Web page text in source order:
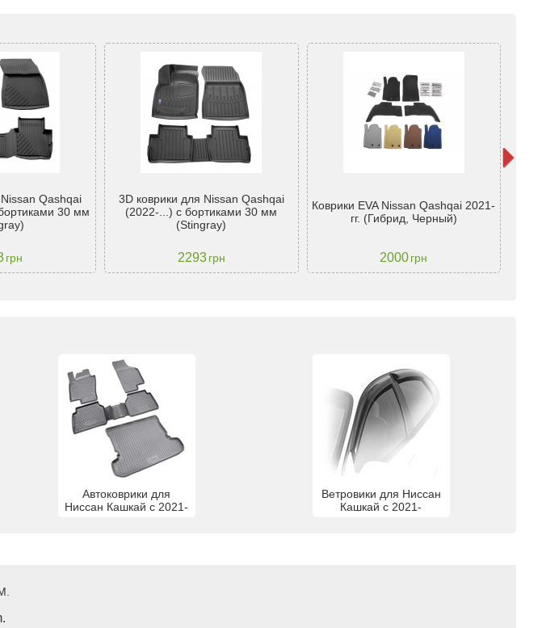
Qashqai
30 мм
грн
3D коврики для Nissan Qashqai
(2022-...) с бортиками 30 мм
(Stingray)
2293грн
Коврики EVA Nissan Qashqai 2021-
гг. (Гибрид, Черный)
2000грн
Автоковрики для
Ниссан Кашкай с 2021-
Ветровики для Ниссан
Кашкай с 2021-